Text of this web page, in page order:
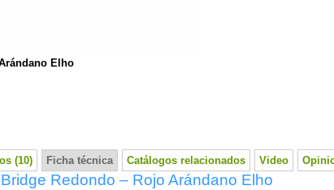
Elho
(10) Ficha técnica Catálogos relacionados Video
Redondo – Rojo Arándano Elho